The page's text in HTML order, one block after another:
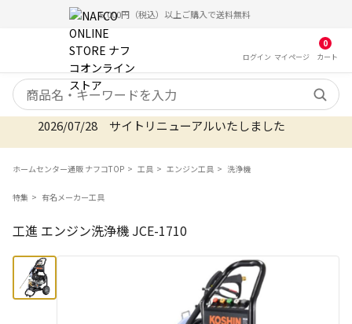
5,000円（税込）以上ご購入で送料無料
ログイン マイ ページ
0
カート
検索キーワード
2026/07/28 サイトリニューアルいたしました
ホームセンター通販 ナフコTOP 工具 エンジン工具 洗浄機
特集 有名メーカー工具
工進 エンジン洗浄機 JCE-1710